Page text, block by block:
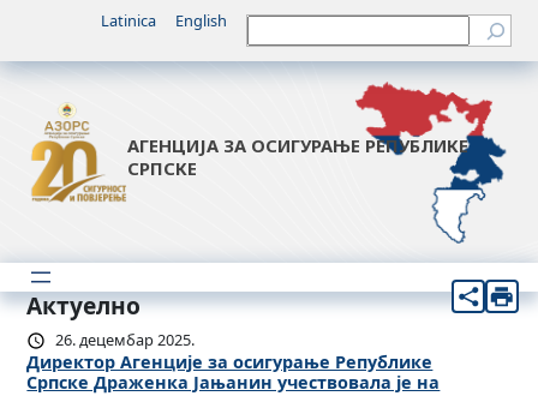
Latinica English Претрага
АГЕНЦИЈА ЗА ОСИГУРАЊЕ РЕПУБЛИКЕ
СРПСКЕ
Актуелно
26. децембар 2025.
Директор Агенције за осигурање Републике
Српске Драженка Јањанин учествовала је на